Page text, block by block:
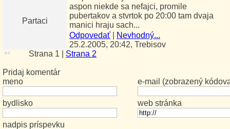
Partaci
aspon niekde sa nefajci, promile
pubertakov a stvrtok po 20:00 tam dvaja
manici hraju sach...
Odpovedať
Nevhodný...
25.2.2005, 20:42, Trebisov
Strana 1
Strana 2
Pridaj komentár
meno
bydlisko
e-mail (zobrazený
web stránka
nadpis príspevku